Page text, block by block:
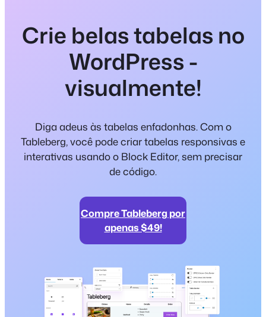
Crie belas tabelas no
WordPress -
visualmente!
Diga adeus às tabelas enfadonhas. Com o
Tableberg, você pode criar tabelas responsivas e
interativas usando o Block Editor, sem precisar
de código.
Compre Tableberg por
apenas $49!